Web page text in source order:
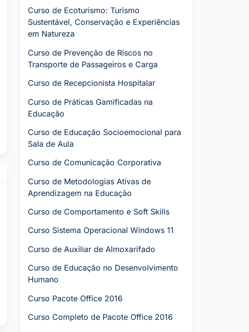
Curso de Ecoturismo: Turismo
Sustentável, Conservação e Experiências
em Natureza
Curso de Prevenção de Riscos no
Transporte de Passageiros e Carga
Curso de Recepcionista Hospitalar
Curso de Práticas Gamificadas na
Educação
Curso de Educação Socioemocional para
Sala de Aula
Curso de Comunicação Corporativa
Curso de Metodologias Ativas de
Aprendizagem na Educação
Curso de Comportamento e Soft Skills
Curso Sistema Operacional Windows 11
Curso de Auxiliar de Almoxarifado
Curso de Educação no Desenvolvimento
Humano
Curso Pacote Office 2016
Curso Completo de Pacote Office 2016